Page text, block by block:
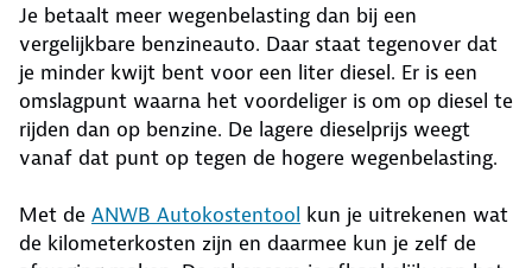
Je betaalt meer wegenbelasting dan bij een
vergelijkbare benzineauto. Daar staat tegenover dat
je minder kwijt bent voor een liter diesel. Er is een
omslagpunt waarna het voordeliger is om op diesel te
rijden dan op benzine. De lagere dieselprijs weegt
vanaf dat punt op tegen de hogere wegenbelasting.
Met de ANWB Autokostentool kun je uitrekenen wat
de kilometerkosten zijn en daarmee kun je zelf de